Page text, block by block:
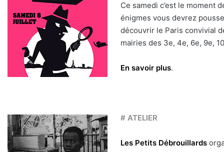
Ce samedi c’est le moment
énigmes vous devrez
découvrir le Paris convivial
mairies des 3e, 4e, 6e, 9e,
En savoir plus.
# ATELIER
Les Petits Débrouillards